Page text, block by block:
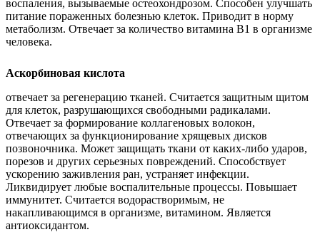
воспаления, вызываемые остеохондрозом. Способен улучшать
питание пораженных болезнью клеток. Приводит в норму
метаболизм. Отвечает за количество витамина В1 в организме
человека.
Аскорбиновая кислота
отвечает за регенерацию тканей. Считается защитным щитом
для клеток, разрушающихся свободными радикалами.
Отвечает за формирование коллагеновых волокон,
отвечающих за функционирование хрящевых дисков
позвоночника. Может защищать ткани от каких-либо ударов,
порезов и других серьезных повреждений. Способствует
ускорению заживления ран, устраняет инфекции.
Ликвидирует любые воспалительные процессы. Повышает
иммунитет. Считается водорастворимым, не
накапливающимся в организме, витамином. Является
антиоксидантом.